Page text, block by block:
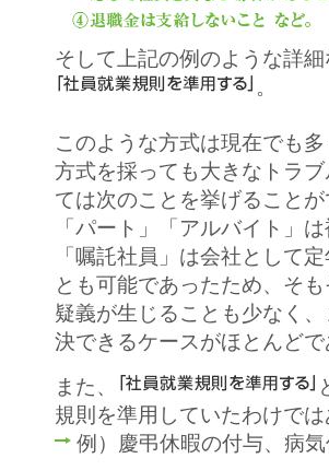
そして上記の例のような詳
。
このような方式は現在でも
方式を採っても大きなトラ
ては次のことを挙げることが
「パート」「アルバイト」
「嘱託社員」は会社として
とも可能であったため、そ
疑義が生じることも少なく
決できるケースがほとんどで
また、
規則を準用していたわけで
例）慶弔休暇の付与、病